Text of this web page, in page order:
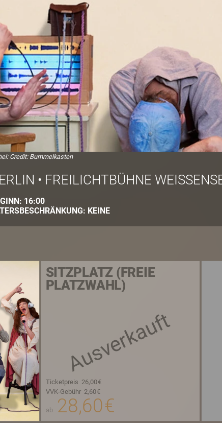
Credit: Bummelkasten
• FREILICHTBÜHNE
16:00
KEINE
Ausverkauft
SITZPLATZ (FREIE
PLATZWAHL)
Ticketpreis 26,00 €
VVK-Gebühr 2,60 €
ab 28,60 €